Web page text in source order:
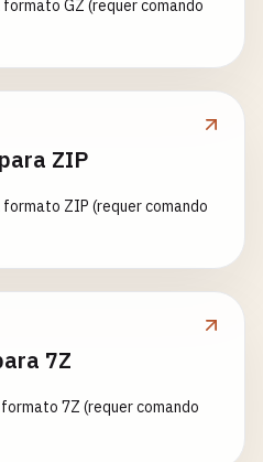
GZ (requer comando
ZIP
ZIP (requer comando
7Z
7Z (requer comando